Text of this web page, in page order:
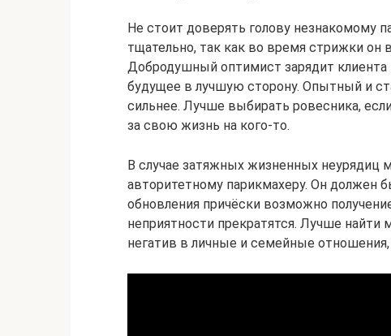
Не стоит доверять голову незнакомому
тщательно, так как во время стрижки он
Добродушный оптимист зарядит клиента
будущее в лучшую сторону. Опытный и
сильнее. Лучше выбирать ровесника,
за свою жизнь на кого-то.
В случае затяжных жизненных неурядиц
авторитетному парикмахеру. Он должен
обновления причёски возможно
неприятности прекратятся. Лучше найти
негатив в личные и семейные